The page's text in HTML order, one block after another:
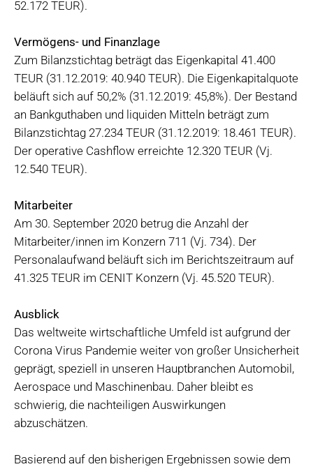
52.172 TEUR).
Vermögens- und Finanzlage
Zum Bilanzstichtag beträgt das Eigenkapital 41.400
TEUR (31.12.2019: 40.940 TEUR). Die Eigenkapitalquote
beläuft sich auf 50,2% (31.12.2019: 45,8%). Der Bestand
an Bankguthaben und liquiden Mitteln beträgt zum
Bilanzstichtag 27.234 TEUR (31.12.2019: 18.461 TEUR).
Der operative Cashflow erreichte 12.320 TEUR (Vj.
12.540 TEUR).
Mitarbeiter
Am 30. September 2020 betrug die Anzahl der
Mitarbeiter/innen im Konzern 711 (Vj. 734). Der
Personalaufwand beläuft sich im Berichtszeitraum auf
41.325 TEUR im CENIT Konzern (Vj. 45.520 TEUR).
Ausblick
Das weltweite wirtschaftliche Umfeld ist aufgrund der
Corona Virus Pandemie weiter von großer Unsicherheit
geprägt, speziell in unseren Hauptbranchen Automobil,
Aerospace und Maschinenbau. Daher bleibt es
schwierig, die nachteiligen Auswirkungen
abzuschätzen.
Basierend auf den bisherigen Ergebnissen sowie dem